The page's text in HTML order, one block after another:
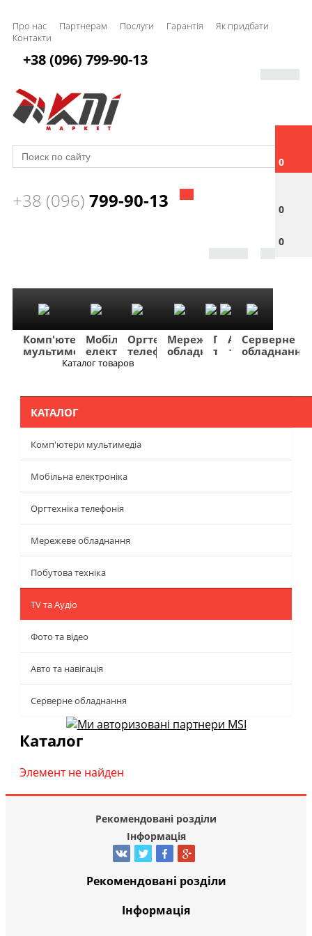
Про нас Партнерам Послуги Гарантія
Як придбати
Контакти
0
0
0
+38 (096) 799-90-13
+38 (096) 799-90-13
Комп'ютери
мультимедіа
Мобільна
електроніка
Оргтехніка
телефонія
Мережеве
обладнання
Побутова
техніка
TV
та
Фото
та
Авто
та
Серверне
обладнання
Каталог товаров
КАТАЛОГ
Комп'ютери мультимедіа
Мобільна електроніка
Оргтехніка телефонія
Мережеве обладнання
Побутова техніка
TV та Аудіо
Фото та відео
Авто та навігація
Серверне обладнання
Каталог
Элемент не найден
Рекомендовані розділи
Інформація
Рекомендовані розділи
Інформація